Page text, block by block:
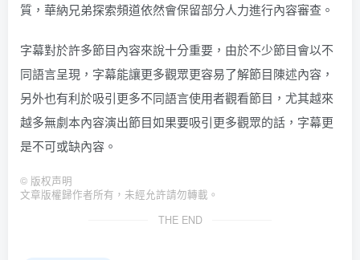
質，華納兄弟探索頻道依然會保留部分人力進行內容審查。
字幕對於許多節目內容來說十分重要，由於不少節目會以不
同語言呈現，字幕能讓更多觀眾更容易了解節目陳述內容，
另外也有利於吸引更多不同語言使用者觀看節目，尤其越來
越多無劇本內容演出節目如果要吸引更多觀眾的話，字幕更
是不可或缺內容。
© 版权声明
文章版權歸作者所有，未經允許請勿轉載。
THE END